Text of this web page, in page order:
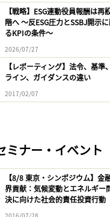
【戦略】ESG連動役員報酬は再
階へ 〜反ESG圧力とSSBJ開示
るKPIの条件〜
2026/07/27
【レポーティング】法令、基準
ライン、ガイダンスの違い
2017/02/07
ミナー・イベント
【8/8 東京・シンポジウム】金
界貢献：気候変動とエネルギー
決に向けた社会的責任投資行動